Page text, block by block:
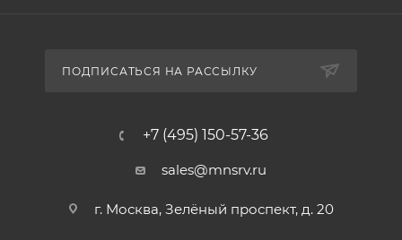
ПОДПИСАТЬСЯ НА РАССЫЛКУ
+7 (495) 150-57-36
sales@mnsrv.ru
г. Москва, Зелёный проспект, д. 20